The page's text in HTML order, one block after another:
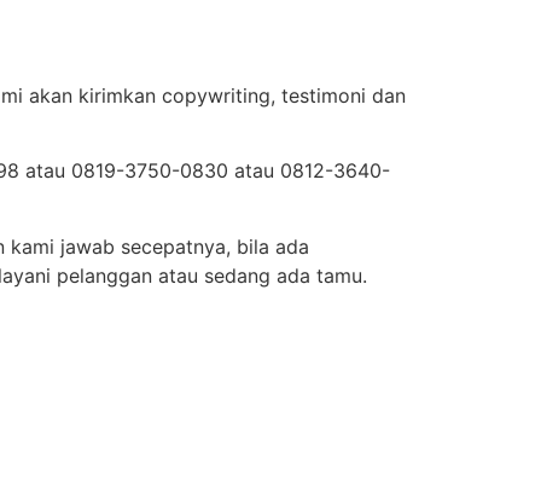
akan kirimkan copywriting, testimoni dan
atau 0819-3750-0830 atau 0812-3640-
jawab secepatnya, bila ada
pelanggan atau sedang ada tamu.